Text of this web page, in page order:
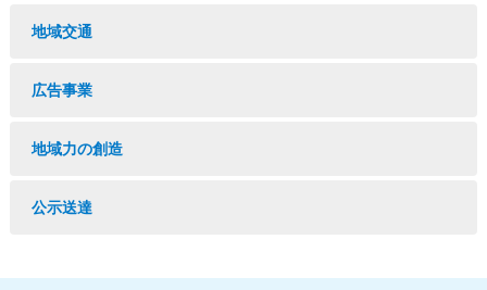
地域交通
広告事業
地域力の創造
公示送達